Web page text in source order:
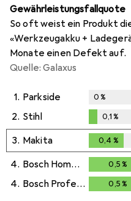
Gewährleistungsfallquote
So oft weist ein Produkt
«Werkzeugakku +
Monate einen Defekt auf.
Quelle: Galaxus
1. Parkside 0%
2. Stihl
0,1%
0,1%
3. Makita 0,4 %
4. Bosch Home & Garden 0,5 %
4. Bosch Professional 0,5 %